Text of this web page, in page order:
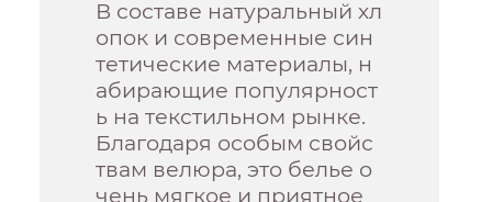
В составе натуральный хл
опок и современные син
тетические материалы, н
абирающие популярност
ь на текстильном рынке.
Благодаря особым свойс
твам велюра, это белье о
чень мягкое и приятное